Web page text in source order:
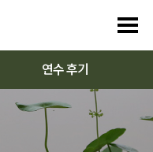
연수 후기